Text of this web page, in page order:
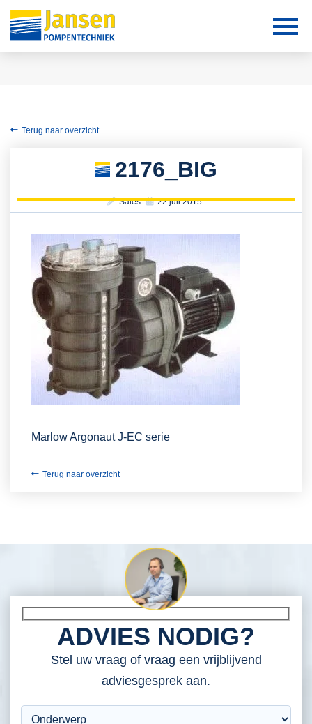
Terug naar overzicht
2176_BIG
Sales 22 juli 2015
Marlow Argonaut J-EC serie
Terug naar overzicht
ADVIES NODIG?
Stel uw vraag of vraag een vrijblijvend
adviesgesprek aan.